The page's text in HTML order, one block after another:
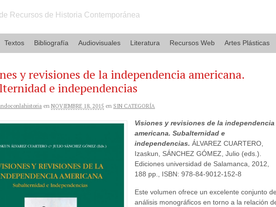
Recursos de Historia Contemporánea
Textos Bibliografía Audiovisuales Literatura Recursos Web Artes Plásticas
y revisiones de la independencia americana.
e independencias
en NOVIEMBRE 18, 2015 en SIN CATEGORÍA
Visiones y revisiones de la independencia
americana. Subalternidad e
independencias. ÁLVAREZ CUARTERO,
Izaskun, SÁNCHEZ GÓMEZ, Julio (eds.).
Ediciones universidad de Salamanca, 2012,
188 pp., ISBN: 978-84-9012-152-8
Este volumen ofrece un excelente conjunto de
análisis monográficos en torno a la relación